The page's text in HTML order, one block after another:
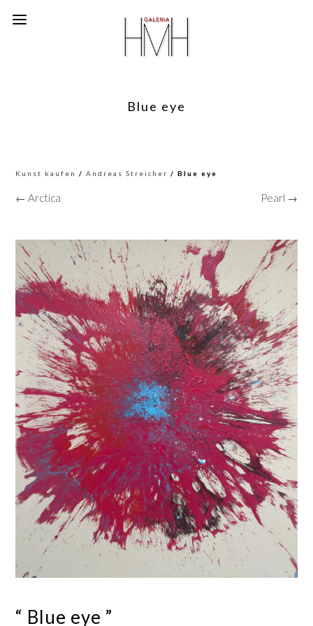
Blue eye
Kunst kaufen /Andreas Streicher / Blue eye
← Arctica Pearl →
“ Blue eye ”